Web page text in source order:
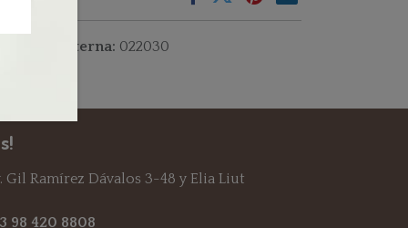
interna: 022030
Gil Ramírez Dávalos 3-48 y Elia Liut
98 420 8808